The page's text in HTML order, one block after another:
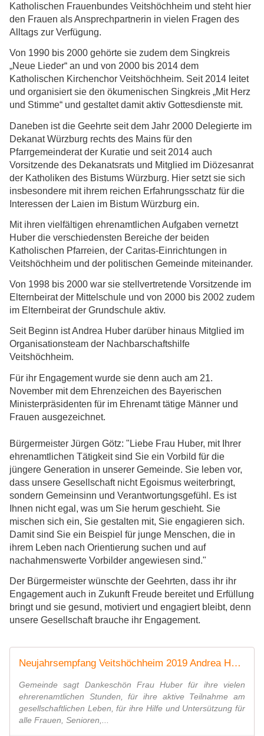
Katholischen Frauenbundes Veitshöchheim und steht hier
den Frauen als Ansprechpartnerin in vielen Fragen des
Alltags zur Verfügung.
Von 1990 bis 2000 gehörte sie zudem dem Singkreis
„Neue Lieder“ an und von 2000 bis 2014 dem
Katholischen Kirchenchor Veitshöchheim. Seit 2014 leitet
und organisiert sie den ökumenischen Singkreis „Mit Herz
und Stimme“ und gestaltet damit aktiv Gottesdienste mit.
Daneben ist die Geehrte seit dem Jahr 2000 Delegierte im
Dekanat Würzburg rechts des Mains für den
Pfarrgemeinderat der Kuratie und seit 2014 auch
Vorsitzende des Dekanatsrats und Mitglied im Diözesanrat
der Katholiken des Bistums Würzburg. Hier setzt sie sich
insbesondere mit ihrem reichen Erfahrungsschatz für die
Interessen der Laien im Bistum Würzburg ein.
Mit ihren vielfältigen ehrenamtlichen Aufgaben vernetzt
Huber die verschiedensten Bereiche der beiden
Katholischen Pfarreien, der Caritas-Einrichtungen in
Veitshöchheim und der politischen Gemeinde miteinander.
Von 1998 bis 2000 war sie stellvertretende Vorsitzende im
Elternbeirat der Mittelschule und von 2000 bis 2002 zudem
im Elternbeirat der Grundschule aktiv.
Seit Beginn ist Andrea Huber darüber hinaus Mitglied im
Organisationsteam der Nachbarschaftshilfe
Veitshöchheim.
Für ihr Engagement wurde sie denn auch am 21.
November mit dem Ehrenzeichen des Bayerischen
Ministerpräsidenten für im Ehrenamt tätige Männer und
Frauen ausgezeichnet.
Bürgermeister Jürgen Götz: "Liebe Frau Huber, mit Ihrer
ehrenamtlichen Tätigkeit sind Sie ein Vorbild für die
jüngere Generation in unserer Gemeinde. Sie leben vor,
dass unsere Gesellschaft nicht Egoismus weiterbringt,
sondern Gemeinsinn und Verantwortungsgefühl. Es ist
Ihnen nicht egal, was um Sie herum geschieht. Sie
mischen sich ein, Sie gestalten mit, Sie engagieren sich.
Damit sind Sie ein Beispiel für junge Menschen, die in
ihrem Leben nach Orientierung suchen und auf
nachahmenswerte Vorbilder angewiesen sind."
Der Bürgermeister wünschte der Geehrten, dass ihr ihr
Engagement auch in Zukunft Freude bereitet und Erfüllung
bringt und sie gesund, motiviert und engagiert bleibt, denn
unsere Gesellschaft brauche ihr Engagement.
Neujahrsempfang Veitshöchheim 2019 Andrea Huber
Gemeinde sagt Dankeschön Frau Huber für ihre vielen
ehrerenamtlichen Stunden, für ihre aktive Teilnahme am
gesellschaftlichen Leben, für ihre Hilfe und Untersützung für
alle Frauen, Senioren,...